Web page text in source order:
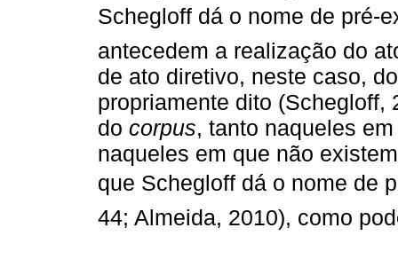
Schegloff dá o nome de pré-
antecedem a realização do
de ato diretivo, neste caso,
propriamente dito (Schegloff,
do corpus, tanto naqueles
naqueles em que não
que Schegloff dá o nome de
44; Almeida, 2010), como